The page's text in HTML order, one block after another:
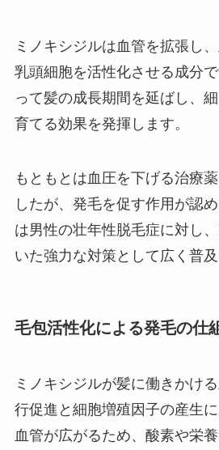
ミノキシジルは血管を拡張し
乳頭細胞を活性化させる成分
って髪の成長期間を延ばし、
育てる効果を発揮します。
もともとは血圧を下げる治療
したが、発毛を促す作用が認
は男性の壮年性脱毛症に対し
いた強力な対策として広く普及
毛包活性化による発毛の仕
ミノキシジルが髪に働きかけ
行促進と細胞増殖因子の産生
血管が広がるため、酸素や栄